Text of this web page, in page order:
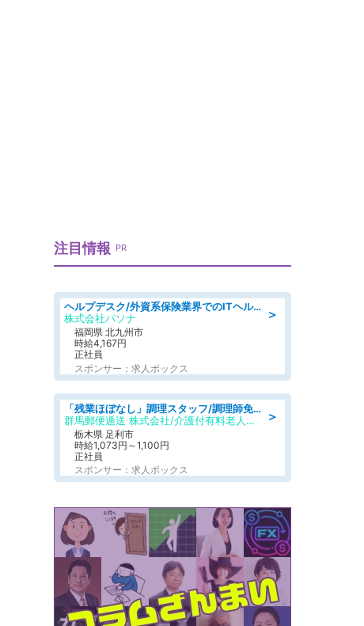
注目情報 PR
＞
ヘルプデスク/外資系保険業界でのITヘルプデスク業務/駅近/即日勤務可/ヘルプデスク
株式会社パソナ
福岡県 北九州市
時給4,167円
正社員
スポンサー：求人ボックス
＞
「残業ほぼなし」調理スタッフ/調理師免許必須/正職員/日勤のみ/介護付き有料老人ホーム/社会保障完備
群馬郵便逓送 株式会社/介護付有料老人ホーム ふる里
栃木県 足利市
時給1,073円～1,100円
正社員
スポンサー：求人ボックス